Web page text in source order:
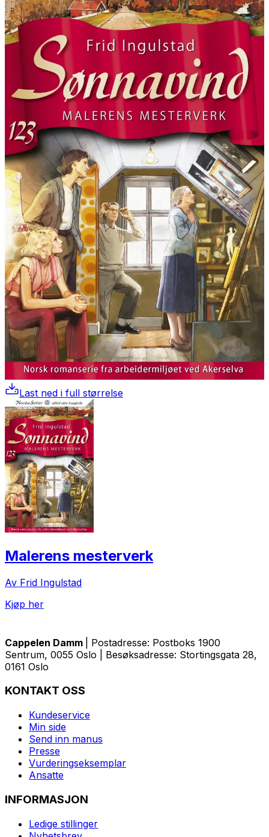
Last ned i full størrelse
Malerens mesterverk
Av Frid Ingulstad
Kjøp her
Cappelen Damm
| Postadresse: Postboks 1900
Sentrum, 0055 Oslo | Besøksadresse: Stortingsgata 28,
0161 Oslo
KONTAKT OSS
Kundeservice
Min side
Send inn manus
Presse
Vurderingseksemplar
Ansatte
INFORMASJON
Ledige stillinger